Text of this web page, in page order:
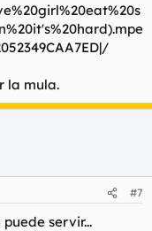
la mula.
#7
servir...